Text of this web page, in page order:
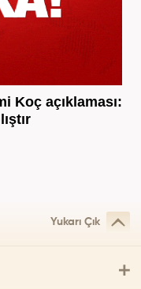
Koç açıklaması:
Yukarı Çık